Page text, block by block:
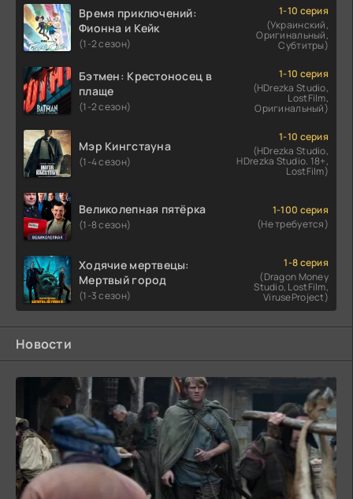
Время приключений:
Фионна и Кейк
(1-2 сезон)
1-10 серия
(Украинский,
Оригинальный,
Субтитры)
Бэтмен: Крестоносец в
плаще
(1-2 сезон)
1-10 серия
(HDrezka Studio,
LostFilm,
Оригинальный)
Мэр Кингстауна
(1-4 сезон)
1-10 серия
(HDrezka Studio,
HDrezka Studio. 18+,
LostFilm)
Великолепная пятёрка
(1-8 сезон)
1-100 серия
(Не требуется)
Ходячие мертвецы:
Мертвый город
(1-3 сезон)
1-8 серия
(Dragon Money
Studio, LostFilm,
ViruseProject)
Новости